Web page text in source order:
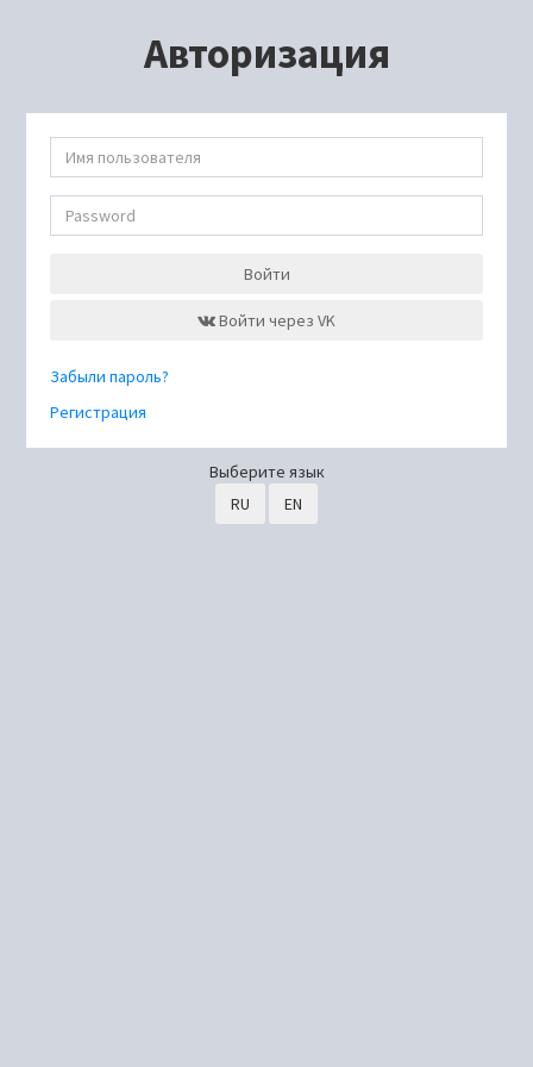
Авторизация
Войти
Войти через VK
Забыли пароль?
Регистрация
Выберите язык